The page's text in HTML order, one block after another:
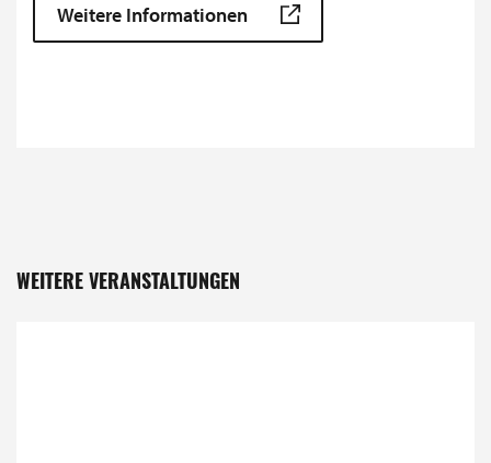
Weitere Informationen
WEITERE VERANSTALTUNGEN